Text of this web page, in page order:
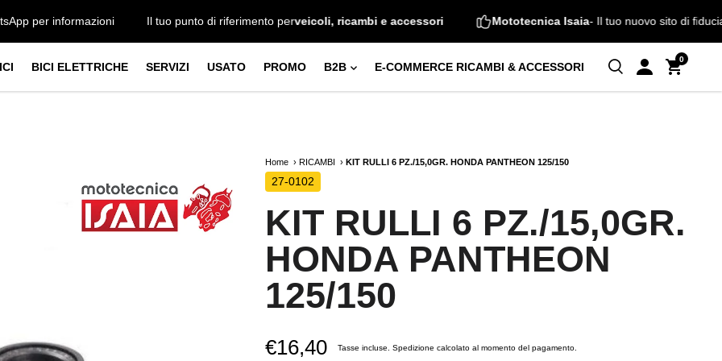
per informazioni Il tuo punto di riferimento perveicoli, ricambi e accessori Mototecnica Isaia- Il tuo nuovo sito di
BICI ELETTRICHE SERVIZI USATO PROMO B2B E-COMMERCE RICAMBI & ACCESSORI
0
Home RICAMBI KIT RULLI 6 PZ./15,0GR. HONDA PANTHEON 125/150
27-0102
KIT RULLI 6 PZ./15,0GR.
HONDA PANTHEON
125/150
€16,40 Tasse incluse. Spedizione calcolato al momento del pagamento.